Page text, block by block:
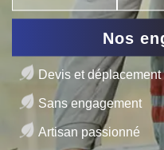
Nos
Devis et déplacement
Sans engagement
Artisan passionné